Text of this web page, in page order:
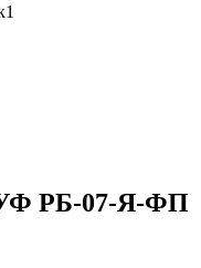
УФ РБ-07-Я-ФП